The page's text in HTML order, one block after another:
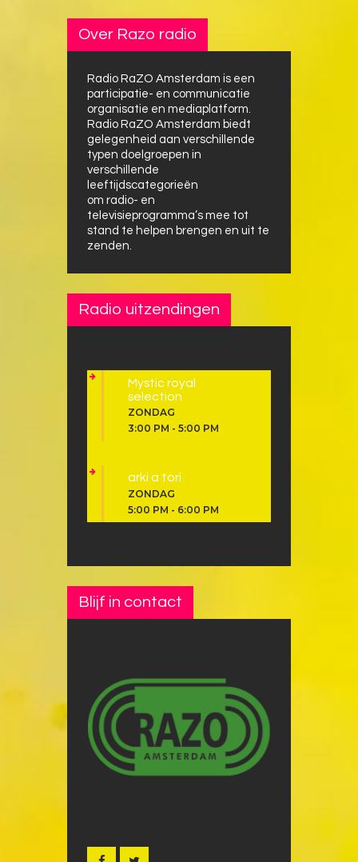
Over Razo radio
Radio RaZO Amsterdam is een
participatie- en communicatie
organisatie en mediaplatform.
Radio RaZO Amsterdam biedt
gelegenheid aan verschillende
typen doelgroepen in
verschillende
leeftijdscategorieën
om radio- en
televisieprogramma’s mee tot
stand te helpen brengen en uit te
zenden.
Radio uitzendingen
Mystic royal
selection
ZONDAG
3:00 PM - 5:00 PM
arki a tori
ZONDAG
5:00 PM - 6:00 PM
Blijf in contact